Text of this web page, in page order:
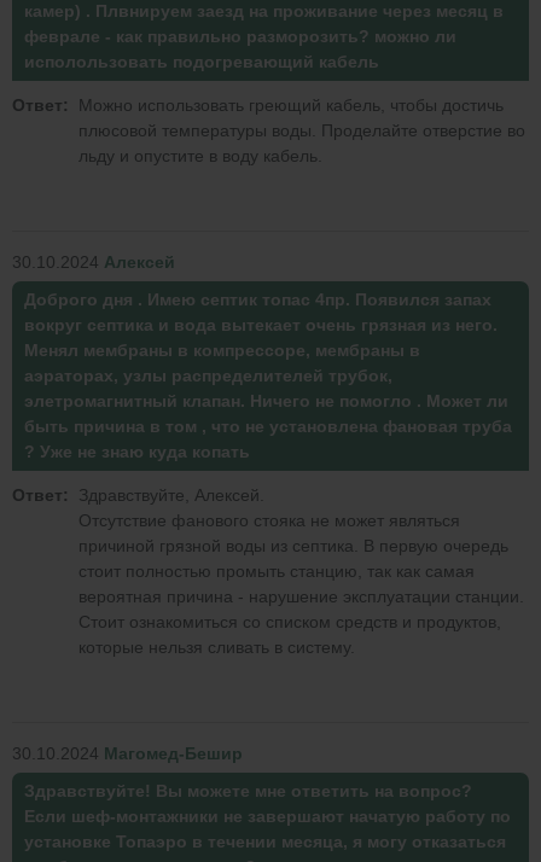
камер) . Плвнируем заезд на проживание через месяц в
феврале - как правильно разморозить? можно ли
исполользовать подогревающий кабель
Ответ:
Можно использовать греющий кабель, чтобы достичь
плюсовой температуры воды. Проделайте отверстие во
льду и опустите в воду кабель.
30.10.2024 Алексей
Доброго дня . Имею септик топас 4пр. Появился запах
вокруг септика и вода вытекает очень грязная из него.
Менял мембраны в компрессоре, мембраны в
аэраторах, узлы распределителей трубок,
элетромагнитный клапан. Ничего не помогло . Может ли
быть причина в том , что не установлена фановая труба
? Уже не знаю куда копать
Ответ:
Здравствуйте, Алексей.
Отсутствие фанового стояка не может являться
причиной грязной воды из септика. В первую очередь
стоит полностью промыть станцию, так как самая
вероятная причина - нарушение эксплуатации станции.
Стоит ознакомиться со списком средств и продуктов,
которые нельзя сливать в систему.
30.10.2024 Магомед-Бешир
Здравствуйте! Вы можете мне ответить на вопрос?
Если шеф-монтажники не завершают начатую работу по
установке Топаэро в течении месяца, я могу отказаться